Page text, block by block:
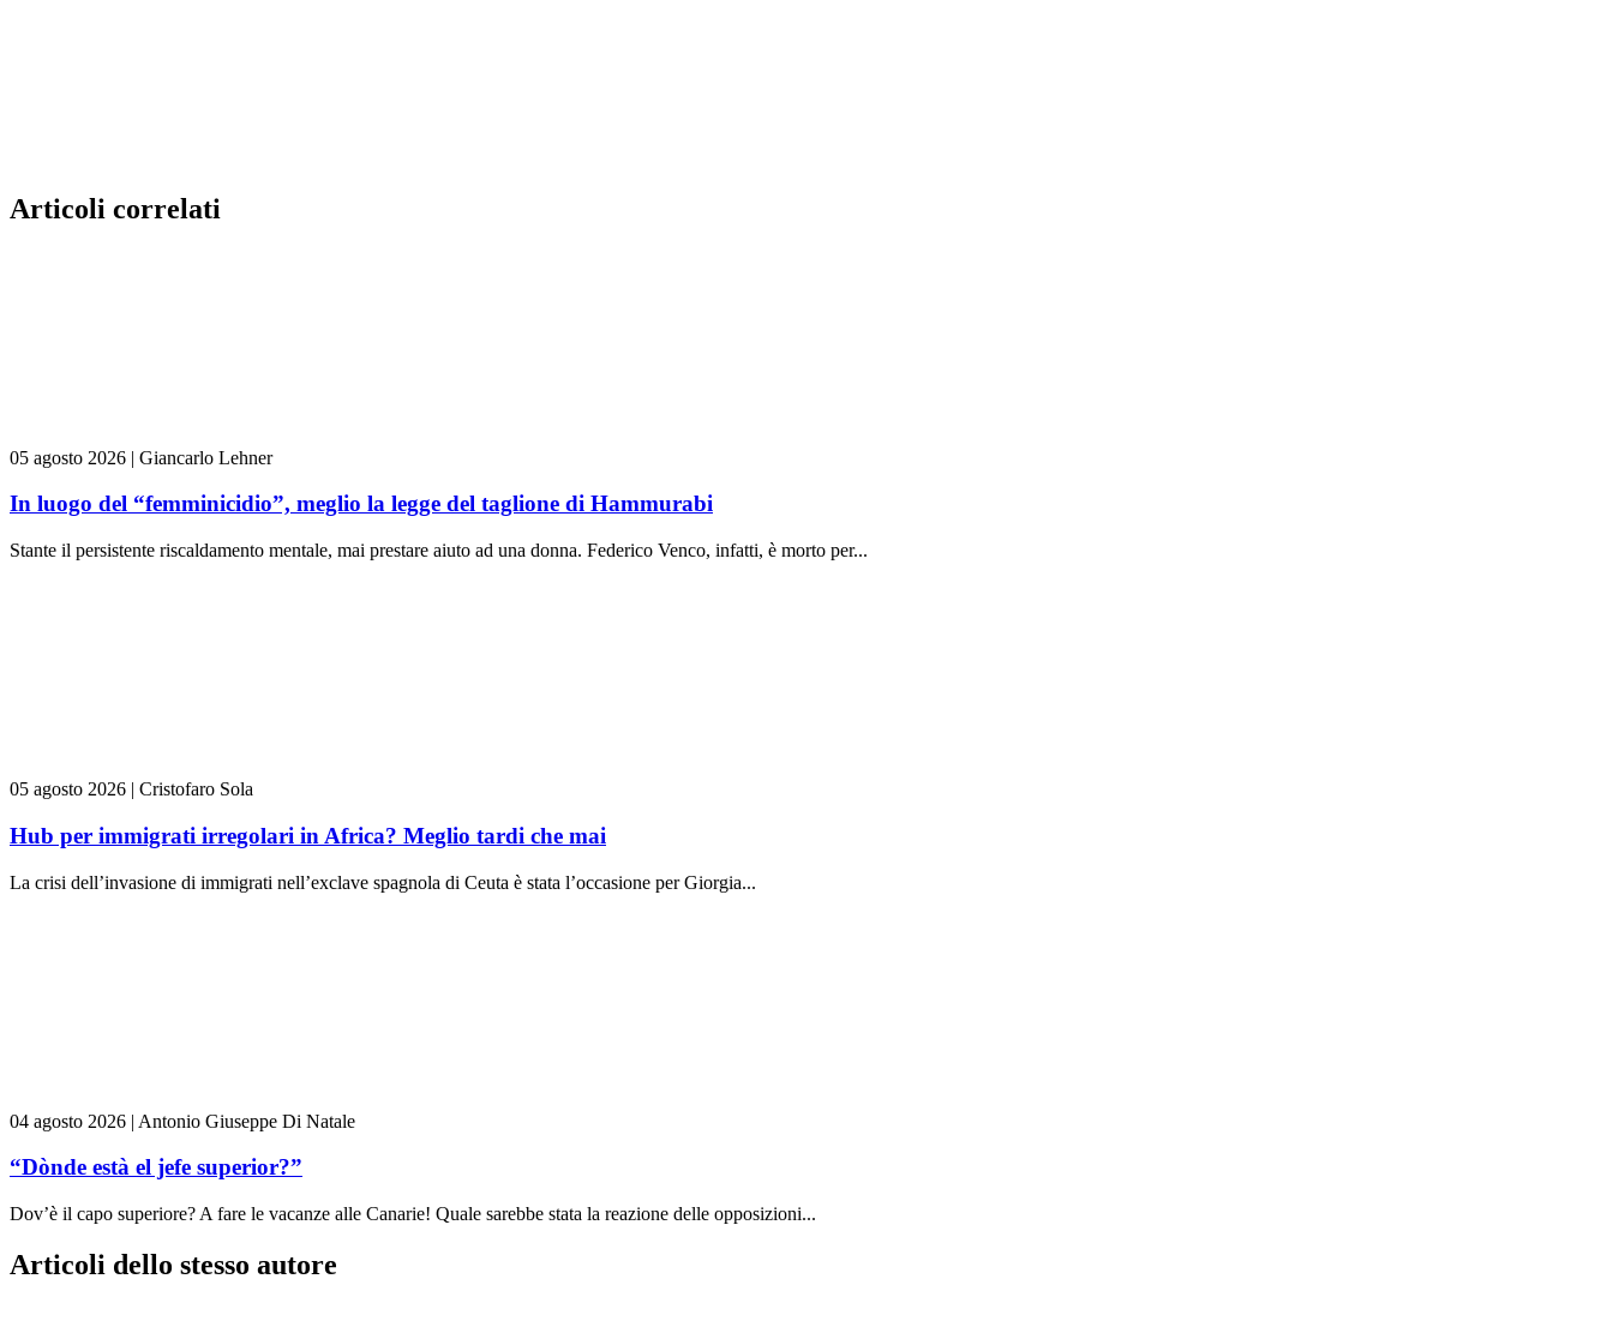
Articoli correlati
05 agosto 2026 | Giancarlo Lehner
In luogo del “femminicidio”, meglio la legge del taglione di Hammurabi
Stante il persistente riscaldamento mentale, mai prestare aiuto ad una donna. Federico Venco, infatti, è morto per...
05 agosto 2026 | Cristofaro Sola
Hub per immigrati irregolari in Africa? Meglio tardi che mai
La crisi dell’invasione di immigrati nell’exclave spagnola di Ceuta è stata l’occasione per Giorgia...
04 agosto 2026 | Antonio Giuseppe Di Natale
“Dònde està el jefe superior?”
Dov’è il capo superiore? A fare le vacanze alle Canarie! Quale sarebbe stata la reazione delle opposizioni...
Articoli dello stesso autore